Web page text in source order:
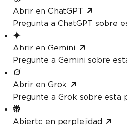
Abrir en ChatGPT
Pregunta a ChatGPT sobre
Abrir en Gemini
Pregunte a Gemini sobre
Abrir en Grok
Pregunte a Grok sobre esta
Abierto en perplejidad